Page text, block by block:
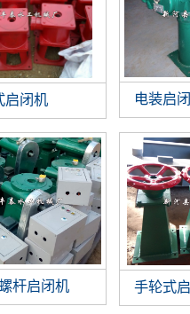
启闭机 电装启
杆启闭机 手轮式